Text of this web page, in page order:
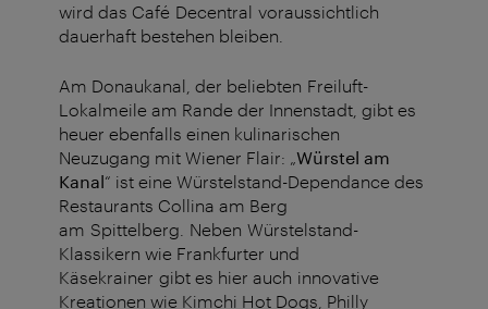
wird das Café Decentral voraussichtlich
dauerhaft bestehen bleiben.
Am Donaukanal, der beliebten Freiluft-
Lokalmeile am Rande der Innenstadt, gibt es
heuer ebenfalls einen kulinarischen
Neuzugang mit Wiener Flair: „Würstel am
Kanal“ ist eine Würstelstand-Dependance des
Restaurants Collina am Berg
am Spittelberg. Neben Würstelstand-
Klassikern wie Frankfurter und
Käsekrainer gibt es hier auch innovative
Kreationen wie Kimchi Hot Dogs, Philly